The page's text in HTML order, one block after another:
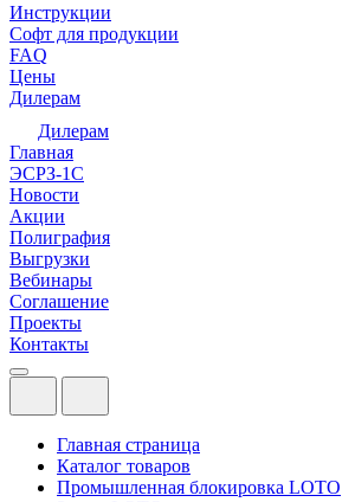
Инструкции
Софт для продукции
FAQ
Цены
Дилерам
Дилерам
Главная
ЭСРЗ-1С
Новости
Акции
Полиграфия
Выгрузки
Вебинары
Соглашение
Проекты
Контакты
Главная страница
Каталог товаров
Промышленная блокировка LOTO